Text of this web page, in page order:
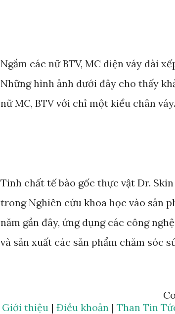
Ngắm các nữ BTV, MC diện váy dài
Những hình ảnh dưới đây cho thấy
nữ MC, BTV với chỉ một kiểu chân váy.
Tinh chất tế bào gốc thực vật Dr.
trong Nghiên cứu khoa học vào sản
năm gần đây, ứng dụng các công
và sản xuất các sản phẩm chăm sóc
mà Anphagroup là một trong những
Giới thiệu| Điều khoản| Than Tin